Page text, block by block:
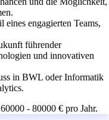
eines engagierten Teams,
führender
und innovativen
in BWL oder Informatik
- 80000 € pro Jahr.